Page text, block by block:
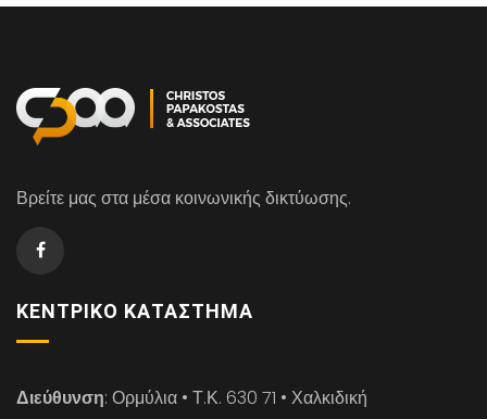
Βρείτε μας στα μέσα κοινωνικής δικτύωσης.
ΚΕΝΤΡΙΚΌ ΚΑΤΆΣΤΗΜΑ
Διεύθυνση: Ορμύλια • Τ.Κ. 630 71 • Χαλκιδική